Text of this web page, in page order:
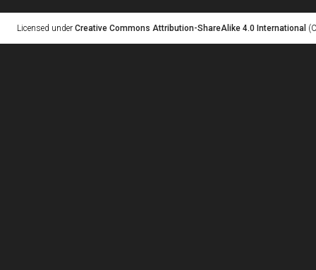
Licensed under Creative Commons Attribution-ShareAlike 4.0 International